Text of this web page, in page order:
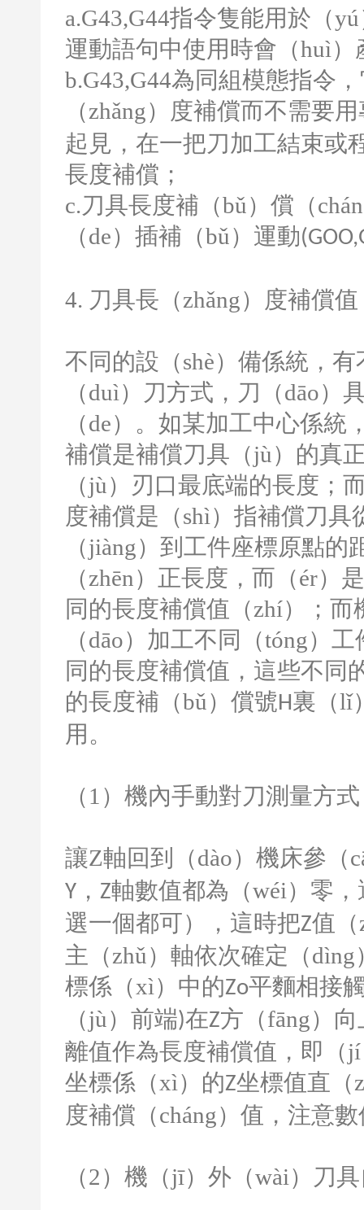
a.G43,G44指令隻能用於（
運動語句中使用時會（huì）
b.G43,G44為同組模態指令
（zhǎng）度補償而不需要
起見，在一把刀加工結束或
長度補償；
c.刀具長度補（bǔ）償（
（de）插補（bǔ）運動
4. 刀具長（zhǎng）度補償
不同的設（shè）備係統，
（duì）刀方式，刀（dāo）
（de）。如某加工中心係
補償是補償刀具（jù）的真
（jù）刃口最底端的長度；
度補償是（shì）指補償刀具
（jiàng）到工件座標原點
（zhēn）正長度，而（ér
同的長度補償值（zhí）；
（dāo）加工不同（tóng）
同的長度補償值，這些不同
的長度補（bǔ）償號H裏（lǐ
用。
（1 ）機內手動對刀測量方式
讓Z軸回到（dào）機床參（
Y ， Z軸數值都為（wéi）零
選一個都可），這時把Z值
主（zhǔ）軸依次確定（
標係（xì）中的Zo平麵相接
（jù）前端)在Z方（fāng）
離值作為長度補償值，即（
坐標係（xì）的Z坐標值直（
度補償（cháng）值，注意
（2）機（jī）外（wài）刀